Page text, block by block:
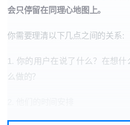
会只停留在同理心地图上。
你需要理清以下几点之间的关系:
1. 你的用户在说了什么？在想
么做的？